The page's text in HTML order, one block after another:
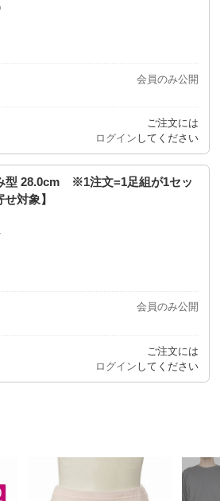
会員のみ公開
ご注文には
ログイン してください
型 28.0cm ※1注文=1足組が1セッ
対象】
会員のみ公開
ご注文には
ログイン してください